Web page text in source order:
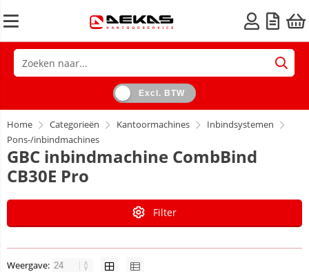
Excl. BTW
Home Categorieën Kantoormachines
Inbindsystemen
Pons-/inbindmachines
GBC inbindmachine CombBind
CB30E Pro
Filter
Weergave: